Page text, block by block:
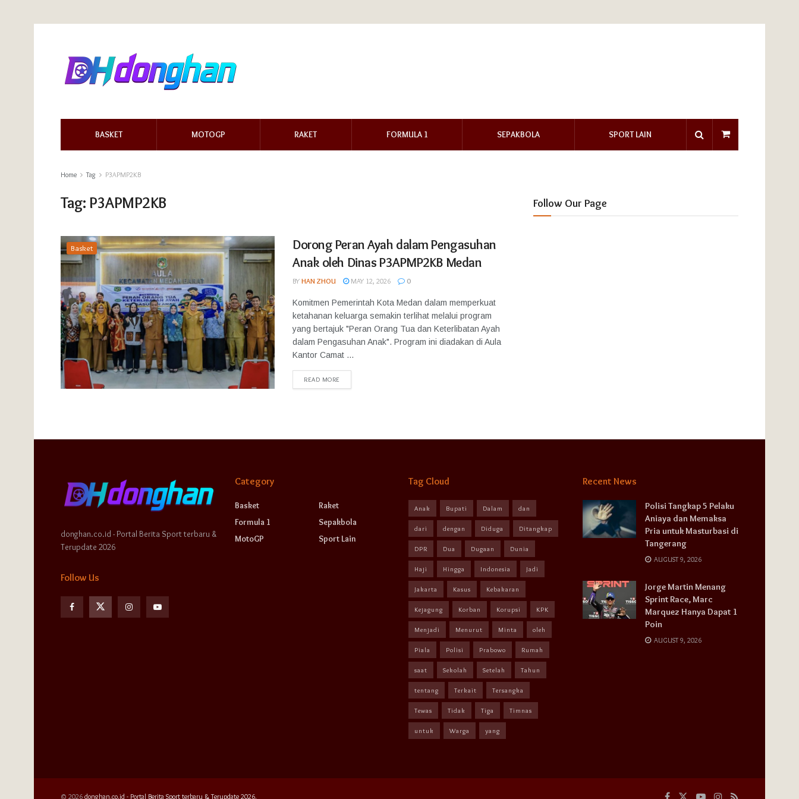
BASKET MOTOGP RAKET FORMULA 1 SEPAKBOLA SPORT LAIN
Home Tag P3APMP2KB
Tag: P3APMP2KB
Basket
Dorong Peran Ayah dalam Pengasuhan
Anak oleh Dinas P3APMP2KB Medan
BY HAN ZHOU MAY 12, 2026 0
Komitmen Pemerintah Kota Medan dalam memperkuat
ketahanan keluarga semakin terlihat melalui program
yang bertajuk "Peran Orang Tua dan Keterlibatan Ayah
dalam Pengasuhan Anak". Program ini diadakan di Aula
Kantor Camat ...
READ MORE
Follow Our Page
donghan.co.id - Portal Berita Sport terbaru &
Terupdate 2026
Follow Us
Category
Basket
Formula 1
MotoGP
Raket
Sepakbola
Sport Lain
Tag Cloud
Anak Bupati Dalam dan
dari dengan Diduga Ditangkap
DPR Dua Dugaan Dunia
Haji Hingga Indonesia Jadi
Jakarta Kasus Kebakaran
Kejagung Korban Korupsi KPK
Menjadi Menurut Minta oleh
Piala Polisi Prabowo Rumah
saat Sekolah Setelah Tahun
tentang Terkait Tersangka
Tewas Tidak Tiga Timnas
untuk Warga yang
Recent News
Polisi Tangkap 5 Pelaku
Aniaya dan Memaksa
Pria untuk Masturbasi di
Tangerang
AUGUST 9, 2026
Jorge Martin Menang
Sprint Race, Marc
Marquez Hanya Dapat 1
Poin
AUGUST 9, 2026
© 2026 donghan.co.id - Portal Berita Sport terbaru & Terupdate 2026.